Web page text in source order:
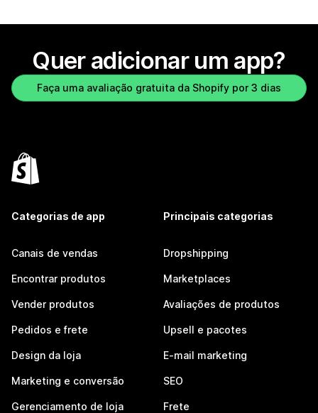
Quer adicionar um app?
Faça uma avaliação gratuita da Shopify por 3 dias
Categorias de app
Canais de vendas
Encontrar produtos
Vender produtos
Pedidos e frete
Design da loja
Marketing e conversão
Gerenciamento de loja
Principais categorias
Dropshipping
Marketplaces
Avaliações de produtos
Upsell e pacotes
E-mail marketing
SEO
Frete